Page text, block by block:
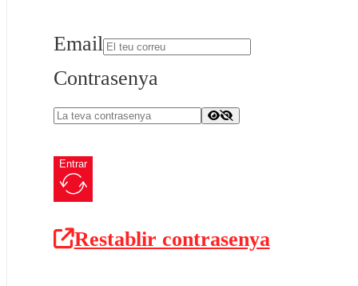
Email
Contrasenya
Entrar
Restablir contrasenya